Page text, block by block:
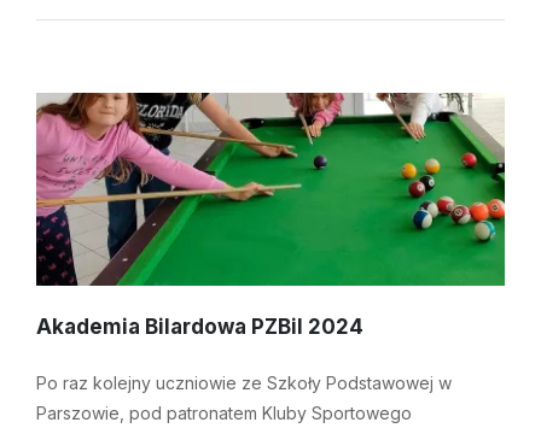
Akademia Bilardowa PZBil 2024
Po raz kolejny uczniowie ze Szkoły Podstawowej w
Parszowie, pod patronatem Kluby Sportowego